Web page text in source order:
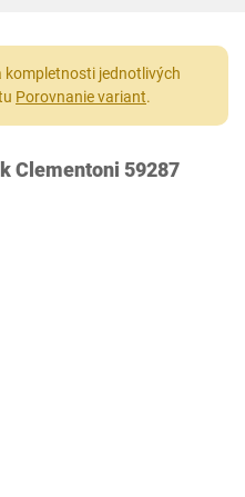
kompletnosti jednotlivých
Porovnanie variant.
Clementoni 59287